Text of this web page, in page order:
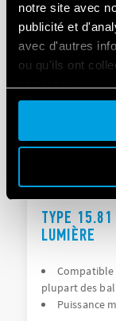
notre site avec
publicité et
avec d'autres
ou qu'ils ont
DÉTAILS
TYPE 15.81
LUMIÈRE
Compatible
plupart des
Puissance